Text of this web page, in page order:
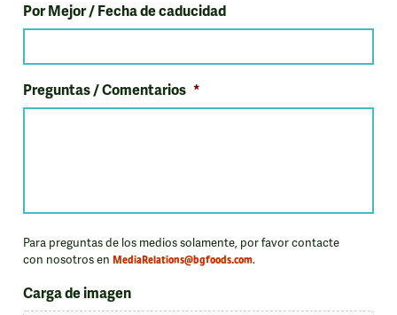
Por Mejor / Fecha de caducidad
Preguntas / Comentarios *
Para preguntas de los medios solamente, por favor contacte
con nosotros en MediaRelations@bgfoods.com.
Carga de imagen